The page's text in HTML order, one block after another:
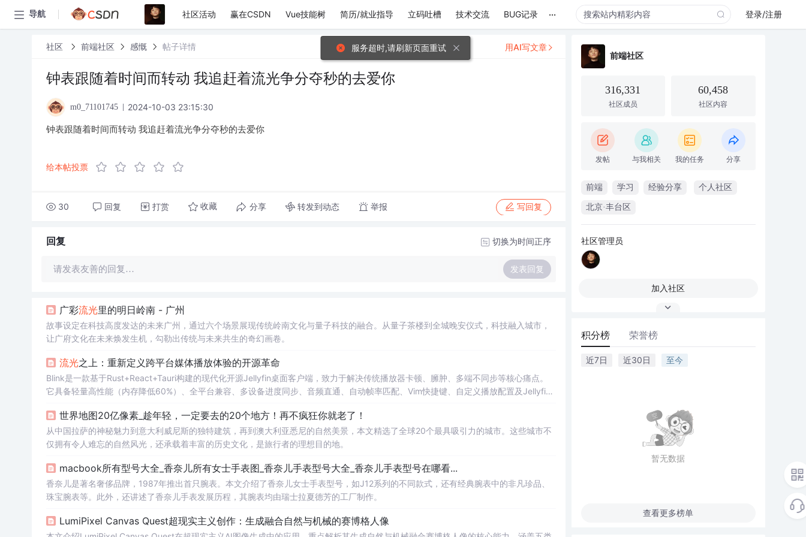
导航 社区活动 赢在CSDN Vue技能树 简历/就业指导 立码吐槽 技术交流 BUG记录 ... 登录/注册
社区 前端社区 感慨 帖子详情
钟表跟随着时间而转动 我追赶着流光争分夺秒的去爱你
m0_71101745 2024-10-03 23:15:30
钟表跟随着时间而转动 我追赶着流光争分夺秒的去爱你
给本帖投票
30 回复 打赏 收藏 分享 转发到动态 举报 写回复
用AI写文章
回复 切换为时间正序
请发表友善的回复… 发表回复
广彩流光里的明日岭南 - 广州
故事设定在科技高度发达的未来广州，通过六个场景展现传统岭南文化与量子科技的融合。从量子茶楼到全城晚安仪式，科技融入城市，
让广府文化在未来焕发生机，勾勒出传统与未来共生的奇幻画卷。
流光之上：重新定义跨平台媒体播放体验的开源革命
Blink是一款基于Rust+React+Tauri构建的现代化开源Jellyfin桌面客户端，致力于解决传统播放器卡顿、臃肿、多端不同步等核心痛点。
它具备轻量高性能（内存降低60%）、全平台兼容、多设备进度同步、音频直通、自动帧率匹配、Vim快捷键、自定义播放配置及Jellyfin
世界地图20亿像素_趁年轻，一定要去的20个地方！再不疯狂你就老了！
从中国拉萨的神秘魅力到意大利威尼斯的独特建筑，再到澳大利亚悉尼的自然美景，本文精选了全球20个最具吸引力的城市。这些城市不
仅拥有令人难忘的自然风光，还承载着丰富的历史文化，是旅行者的理想目的地。
macbook所有型号大全_香奈儿所有女士手表图_香奈儿手表型号大全_香奈儿手表型号在哪看...
香奈儿是著名奢侈品牌，1987年推出首只腕表。本文介绍了香奈儿女士手表型号，如J12系列的不同款式，还有经典腕表中的非凡珍品、
珠宝腕表等。此外，还讲述了香奈儿手表发展历程，其腕表均由瑞士拉夏德芳的工厂制作。
LumiPixel Canvas Quest超现实主义创作：生成融合自然与机械的赛博格人像
前端社区
316,331
社区成员
60,458
社区内容
发帖 与我相关 我的任务 分享
前端 学习 经验分享 个人社区
北京·丰台区
社区管理员
加入社区
积分榜 荣誉榜
近7日 近30日 至今
暂无数据
查看更多榜单
服务超时,请刷新页面重试